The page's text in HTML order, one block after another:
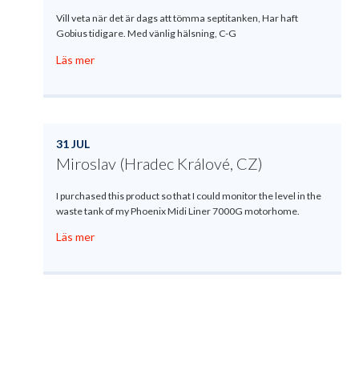
Vill veta när det är dags att tömma septitanken, Har haft
Gobius tidigare. Med vänlig hälsning, C-G
Läs mer
31 JUL
Miroslav (Hradec Králové, CZ)
I purchased this product so that I could monitor the level in the
waste tank of my Phoenix Midi Liner 7000G motorhome.
Läs mer